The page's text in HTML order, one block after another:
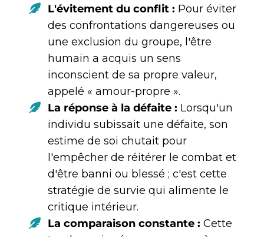
L'évitement du conflit : Pour éviter
des confrontations dangereuses ou
une exclusion du groupe, l'être
humain a acquis un sens
inconscient de sa propre valeur,
appelé « amour-propre ».
La réponse à la défaite : Lorsqu'un
individu subissait une défaite, son
estime de soi chutait pour
l'empêcher de réitérer le combat et
d'être banni ou blessé ; c'est cette
stratégie de survie qui alimente le
critique intérieur.
La comparaison constante : Cette